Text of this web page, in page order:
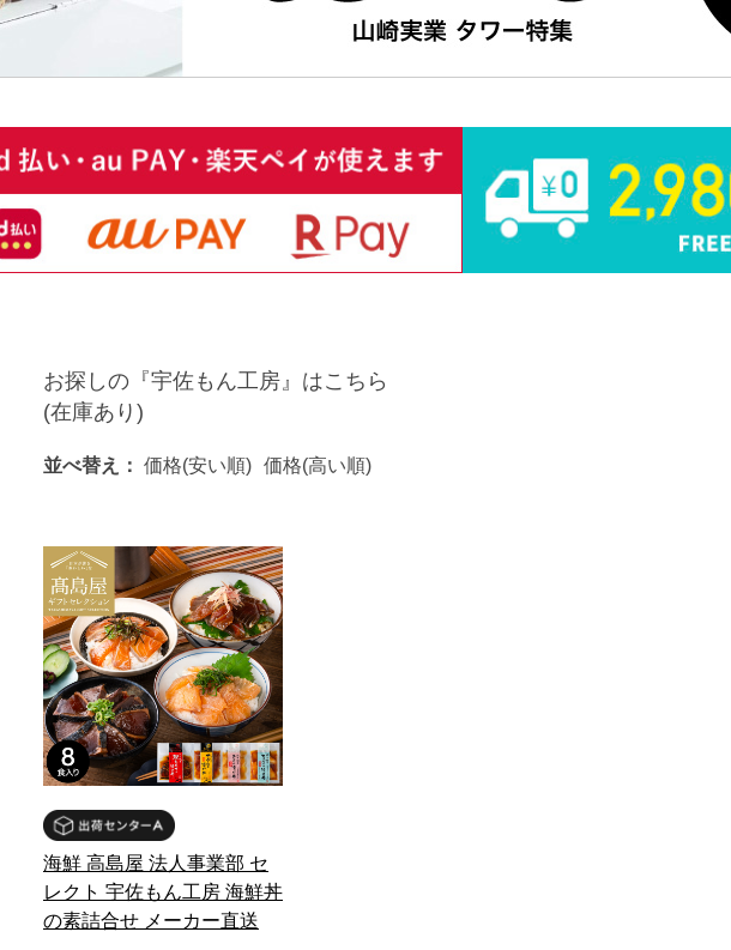
お探しの『宇佐もん工房』はこちら
(在庫あり)
並べ替え： 価格(安い順) 価格(高い順)
海鮮 高島屋 法人事業部 セ
レクト 宇佐もん工房 海鮮丼
の素詰合せ メーカー直送